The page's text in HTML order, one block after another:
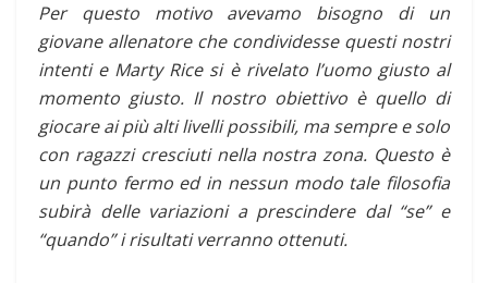
Per questo motivo avevamo bisogno di un
giovane allenatore che condividesse questi nostri
intenti e Marty Rice si è rivelato l’uomo giusto al
momento giusto. Il nostro obiettivo è quello di
giocare ai più alti livelli possibili, ma sempre e solo
con ragazzi cresciuti nella nostra zona. Questo è
un punto fermo ed in nessun modo tale filosofia
subirà delle variazioni a prescindere dal “se” e
“quando” i risultati verranno ottenuti.